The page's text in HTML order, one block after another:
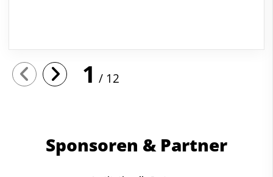
1 12
Sponsoren & Partner